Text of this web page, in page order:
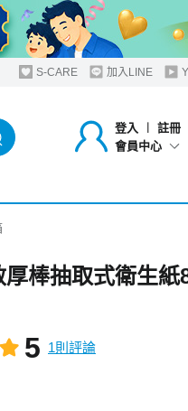
S-CARE 加入LINE
登入 ︱
註冊
會員中心
厚棒抽取式衛生紙
5 1則評論